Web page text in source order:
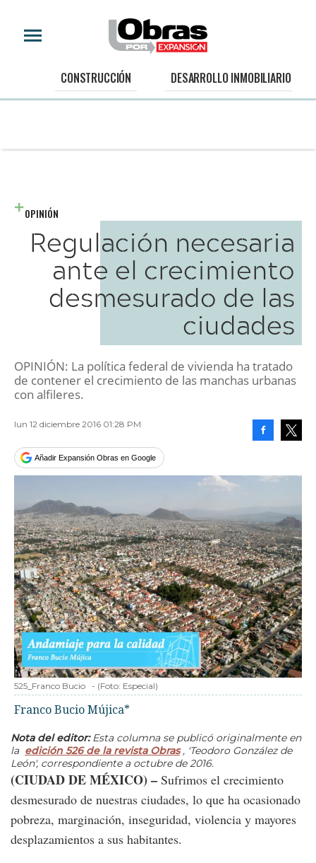
CONSTRUCCIÓN DESARROLLO INMOBILIARIO
OPINIÓN
Regulación necesaria
ante el crecimiento
desmesurado de las
ciudades
OPINIÓN: La política federal de vivienda ha tratado
de contener el crecimiento de las manchas urbanas
con alfileres.
lun 12 diciembre 2016 01:28 PM
Añadir Expansión Obras en Google
525_Franco Bucio - (Foto: Especial)
Franco Bucio Mújica*
Nota del editor:Esta columna se publicó originalmente en
la edición 526 de la revista Obras , 'Teodoro González de
León', correspondiente a octubre de 2016.
(CIUDAD DE MÉXICO) – Sufrimos el crecimiento
desmesurado de nuestras ciudades, lo que ha ocasionado
pobreza, marginación, inseguridad, violencia y mayores
desplazamientos a sus habitantes.